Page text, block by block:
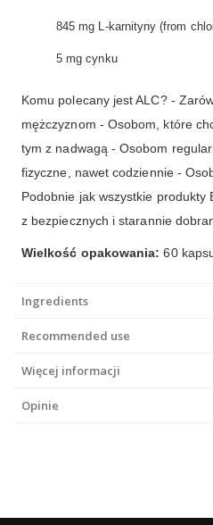
845 mg L-karnityny (from
5 mg cynku
Komu polecany jest ALC? -
mężczyznom - Osobom, które
tym z nadwagą - Osobom
fizyczne, nawet codziennie -
Podobnie jak wszystkie produkty
z bezpiecznych i starannie
Wielkość opakowania: 60
Ingredients
Recommended use
Więcej informacji
Opinie